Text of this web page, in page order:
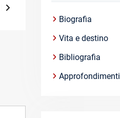
Biografia
Vita e destino
Bibliografia
Approfondimenti